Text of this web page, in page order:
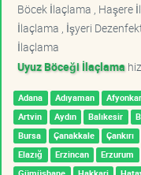
Böcek İlaçlama , Haşere
İlaçlama , İşyeri
İlaçlama
Uyuz Böceği İlaçlama
Adana Adıyaman
Artvin
Aydın Balıkesir
Bursa
Çanakkale Çankırı
Elazığ
Erzincan Erzurum